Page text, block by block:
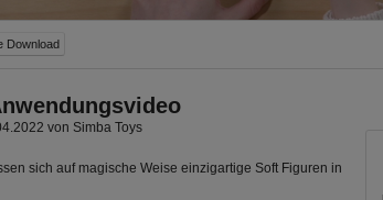
Download
von Simba Toys
sich auf magische Weise einzigartige Soft Figuren in